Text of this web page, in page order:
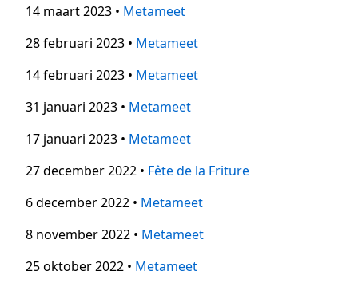
14 maart 2023 • Metameet
28 februari 2023 • Metameet
14 februari 2023 • Metameet
31 januari 2023 • Metameet
17 januari 2023 • Metameet
27 december 2022 • Fête de la Friture
6 december 2022 • Metameet
8 november 2022 • Metameet
25 oktober 2022 • Metameet